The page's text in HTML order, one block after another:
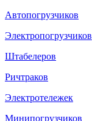
Автопогрузчиков
Электропогрузчиков
Штабелеров
Ричтраков
Электротележек
Минипогрузчиков